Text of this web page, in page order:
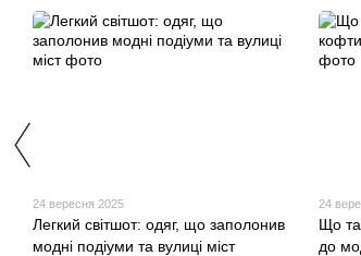
24 вересня 2025
Легкий світшот: одяг, що заполонив
модні подіуми та вулиці міст
24
Що
до